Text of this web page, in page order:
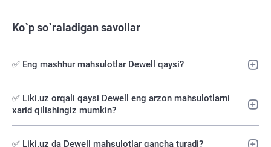
Ko`p so`raladigan savollar
✅ Eng mashhur mahsulotlar Dewell qaysi?
✅️ Liki.uz orqali qaysi Dewell eng arzon mahsulotlarni
xarid qilishingiz mumkin?
✅ Liki.uz da Dewell mahsulotlar qancha turadi?